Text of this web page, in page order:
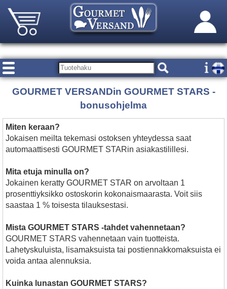
GOURMET VERSANDin GOURMET STARS -
bonusohjelma
Miten keraan?
Jokaisen meilta tekemasi ostoksen yhteydessa saat
automaattisesti GOURMET STARin asiakastilillesi.
Mita etuja minulla on?
Jokainen keratty GOURMET STAR on arvoltaan 1
prosenttiyksikko ostoskorin kokonaismaarasta. Voit siis
saastaa 1 % toisesta tilauksestasi.
Mista GOURMET STARS -tahdet vahennetaan?
GOURMET STARS vahennetaan vain tuotteista.
Lahetyskuluista, lisamaksuista tai postiennakkomaksuista ei
voida antaa alennuksia.
Kuinka lunastan GOURMET STARS?